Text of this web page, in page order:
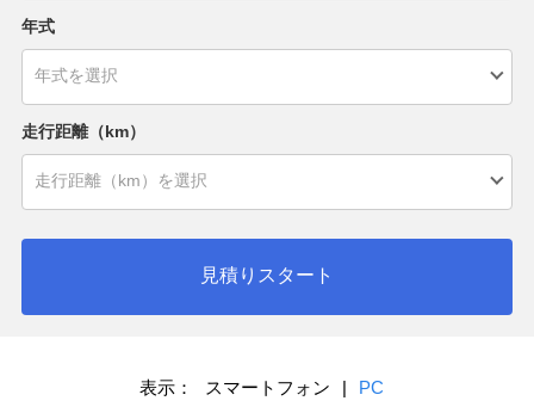
年式
走行距離（km）
見積りスタート
表示： スマートフォン | PC